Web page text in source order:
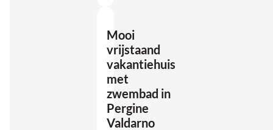
Mooi
vrijstaand
vakantiehuis
met
zwembad in
Pergine
Valdarno